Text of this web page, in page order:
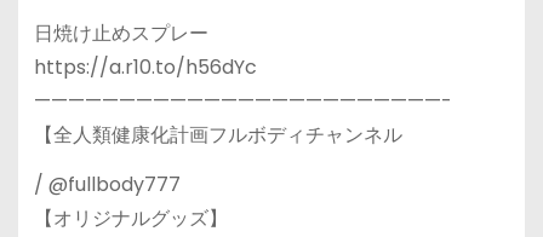
日焼け止めスプレー
https://a.r10.to/h56dYc
————————————————————————-
【全人類健康化計画フルボディチャンネル
/ @fullbody777
【オリジナルグッズ】